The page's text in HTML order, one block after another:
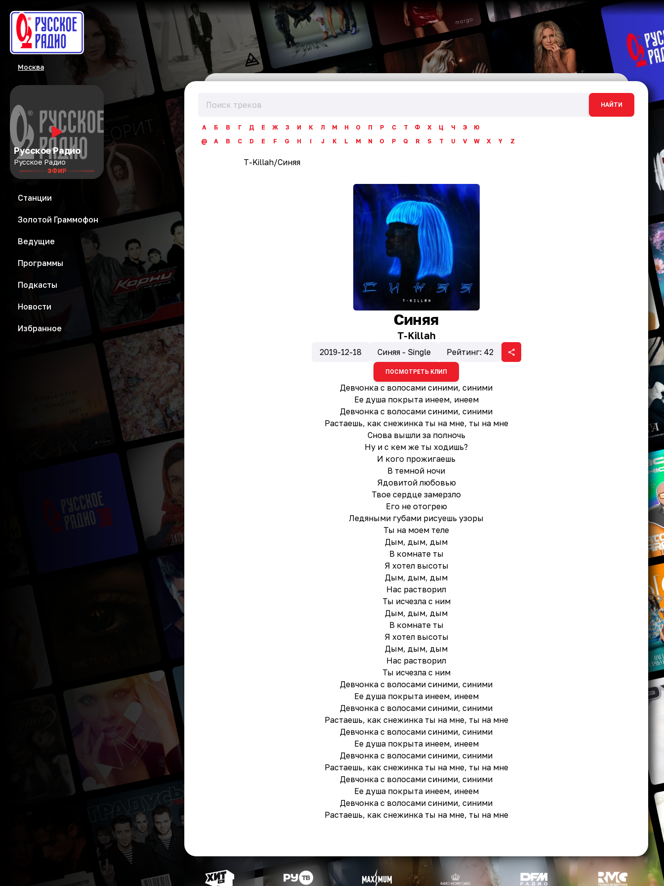
Москва
Русское Радио
Русское Радио
ЭФИР
Станции
Золотой Граммофон
Ведущие
Программы
Подкасты
Новости
Избранное
НАЙТИ
А Б В Г Д Е Ж З И К Л М Н О П Р С Т Ф Х Ц Ч Э
Ю
@
A B C D E F G H I J K L M N O P Q R S T U V W X Y Z
T-Killah/Синяя
Синяя
T-Killah
2019-12-18 Синяя - Single Рейтинг: 42
ПОСМОТРЕТЬ КЛИП
Девчонка с волосами синими, синими
Ее душа покрыта инеем, инеем
Девчонка с волосами синими, синими
Растаешь, как снежинка ты на мне, ты на мне
Снова вышли за полночь
Ну и с кем же ты ходишь?
И кого прожигаешь
В темной ночи
Ядовитой любовью
Твое сердце замерзло
Его не отогрею
Ледяными губами рисуешь узоры
Ты на моем теле
Дым, дым, дым
В комнате ты
Я хотел высоты
Дым, дым, дым
Нас растворил
Ты исчезла с ним
Дым, дым, дым
В комнате ты
Я хотел высоты
Дым, дым, дым
Нас растворил
Ты исчезла с ним
Девчонка с волосами синими, синими
Ее душа покрыта инеем, инеем
Девчонка с волосами синими, синими
Растаешь, как снежинка ты на мне, ты на мне
Девчонка с волосами синими, синими
Ее душа покрыта инеем, инеем
Девчонка с волосами синими, синими
Растаешь, как снежинка ты на мне, ты на мне
Девчонка с волосами синими, синими
Ее душа покрыта инеем, инеем
Девчонка с волосами синими, синими
Растаешь, как снежинка ты на мне, ты на мне